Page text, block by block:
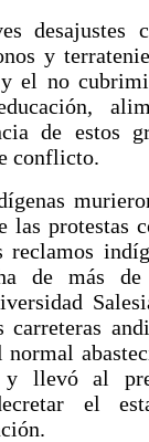
desajustes
y
el no
de estos
conflicto.
las protestas
de más de
y llevó al
el